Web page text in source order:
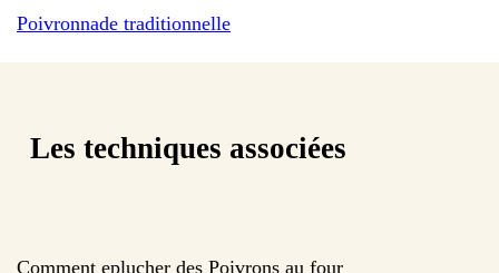
Poivronnade traditionnelle
Les techniques associées
Comment eplucher des Poivrons au four